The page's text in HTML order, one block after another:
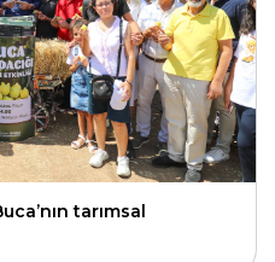
tarımsal